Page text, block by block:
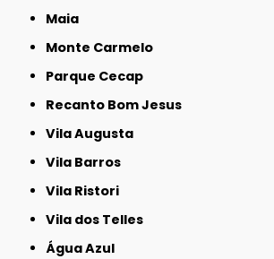
Maia
Monte Carmelo
Parque Cecap
Recanto Bom Jesus
Vila Augusta
Vila Barros
Vila Ristori
Vila dos Telles
Água Azul